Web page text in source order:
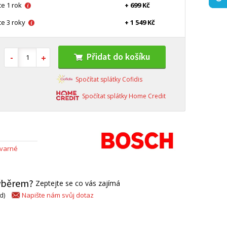
1 rok
+ 699 Kč
3 roky
+ 1 549 Kč
Přidat do košíku
Spočítat splátky Cofidis
Spočítat splátky Home Credit
Zeptejte se co vás zajímá
Napište nám svůj dotaz